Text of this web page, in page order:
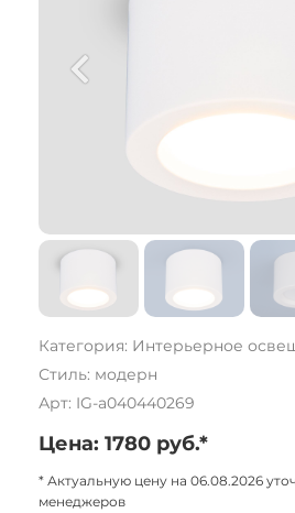
Категория: Интерьерное
Стиль: модерн
Арт: IG-a040440269
Цена: 1780 руб.*
* Актуальную цену на 06.08.2026
менеджеров